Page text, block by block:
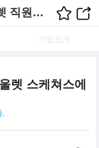
스케쳐스 부산프리미엄아울렛 직원 모집합니다. 채용정보
기업소개
렛 스케쳐스에
.